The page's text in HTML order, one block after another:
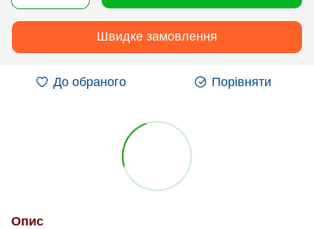
Швидке замовлення
До обраного Порівняти
Опис